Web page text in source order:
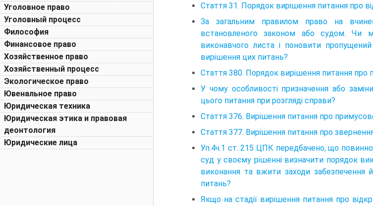
Уголовное право
Уголовный процесс
Философия
Финансовое право
Хозяйственное право
Хозяйственный процесс
Экологическое право
Ювенальное право
Юридическая техника
Юридическая этика и правовая
деонтология
Юридические лица
Стаття 31. Порядок вирішення питання про
За загальним правилом право на
встановленого законом або судом. Чи
виконавчого листа і поновити
вирішення цих питань?
Стаття 380. Порядок вирішення питання про
У чому особливості призначення або
цього питання при розгляді справи?
Стаття 376. Вирішення питання про
Стаття 377. Вирішення питання про
Уп.4ч.1 ст. 215 ЦПК передбачено, що повинно
суд у своєму рішенні визначити порядок
виконання та вжити заходи забезпечення
питань?
Якщо на стадії вирішення питання про